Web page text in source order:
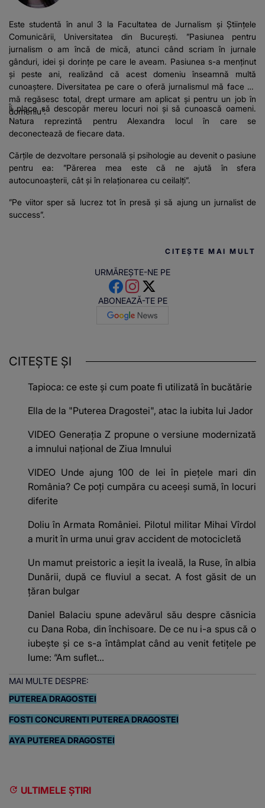
Este studentă în anul 3 la Facultatea de Jurnalism și Științele
Comunicării, Universitatea din București. ”Pasiunea pentru
jurnalism o am încă de mică, atunci când scriam în jurnale
gânduri, idei și dorințe pe care le aveam. Pasiunea s-a menținut
și peste ani, realizând că acest domeniu înseamnă multă
cunoaștere. Diversitatea pe care o oferă jurnalismul mă face să
mă regăsesc total, drept urmare am aplicat și pentru un job în
domeniu”.
Îi place să descopăr mereu locuri noi și să cunoască oameni.
Natura reprezintă pentru Alexandra locul în care se
deconectează de fiecare data.
Cărțile de dezvoltare personală și psihologie au devenit o pasiune
pentru ea: ”Părerea mea este că ne ajută în sfera
autocunoașterii, cât și în relaționarea cu ceilalți”.
”Pe viitor sper să lucrez tot în presă și să ajung un jurnalist de
success”.
CITEȘTE MAI MULT
URMĂREȘTE-NE PE
ABONEAZĂ-TE PE
CITEȘTE ȘI
Tapioca: ce este și cum poate fi utilizată în bucătărie
Ella de la "Puterea Dragostei", atac la iubita lui Jador
VIDEO Generația Z propune o versiune modernizată
a imnului național de Ziua Imnului
VIDEO Unde ajung 100 de lei în piețele mari din
România? Ce poți cumpăra cu aceeși sumă, în locuri
diferite
Doliu în Armata României. Pilotul militar Mihai Vîrdol
a murit în urma unui grav accident de motocicletă
Un mamut preistoric a ieșit la iveală, la Ruse, în albia
Dunării, după ce fluviul a secat. A fost găsit de un
țăran bulgar
Daniel Balaciu spune adevărul său despre căsnicia
cu Dana Roba, din închisoare. De ce nu i-a spus că o
iubește și ce s-a întâmplat când au venit fetițele pe
lume: “Am suflet...
MAI MULTE DESPRE:
PUTEREA DRAGOSTEI
FOSTI CONCURENTI PUTEREA DRAGOSTEI
AYA PUTEREA DRAGOSTEI
ULTIMELE ȘTIRI